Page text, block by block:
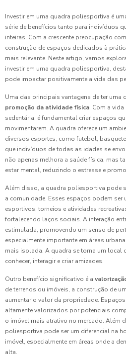
Investir em uma quadra poliesportiva é
série de benefícios tanto para indivíduos
inteiras. Com a crescente preocupação
construção de espaços dedicados à
mais relevante. Neste artigo, vamos
investir em uma quadra poliesportiva,
pode impactar positivamente a vida das
Uma das principais vantagens de ter uma
promoção da atividade física. Com a
sedentária, é fundamental criar espaços
movimentarem. A quadra oferece um
diversos esportes, como futebol,
que indivíduos de todas as idades se
não apenas melhora a saúde física, mas
estar mental, reduzindo o estresse e
Além disso, a quadra poliesportiva pode
a comunidade. Esses espaços podem ser
esportivos, torneios e atividades
fortalecendo laços sociais. A interação
estimulada, promovendo um senso de
especialmente importante em áreas
mais isolada. A quadra se torna um local
conhecer, interagir e criar amizades.
Outro benefício significativo é a
de terrenos ou imóveis, a construção de
aumentar o valor da propriedade.
altamente valorizados por potenciais
o imóvel mais atrativo no mercado. Além
poliesportiva pode ser um diferencial na
imóvel, especialmente em áreas onde a
alta.